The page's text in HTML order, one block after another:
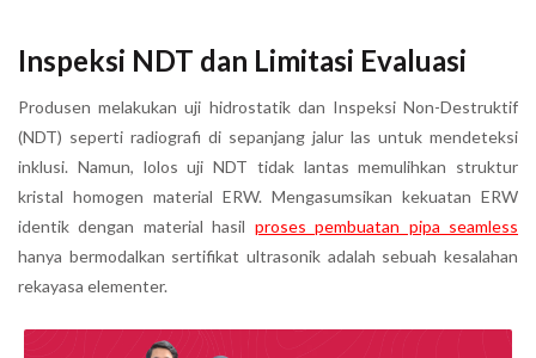
Inspeksi NDT dan Limitasi Evaluasi
Produsen melakukan uji hidrostatik dan Inspeksi Non-Destruktif
(NDT) seperti radiografi di sepanjang jalur las untuk mendeteksi
inklusi. Namun, lolos uji NDT tidak lantas memulihkan struktur
kristal homogen material ERW. Mengasumsikan kekuatan ERW
identik dengan material hasil proses pembuatan pipa seamless
hanya bermodalkan sertifikat ultrasonik adalah sebuah kesalahan
rekayasa elementer.